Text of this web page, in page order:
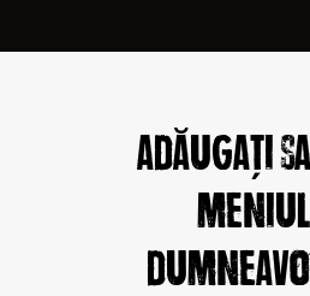
Adăugați